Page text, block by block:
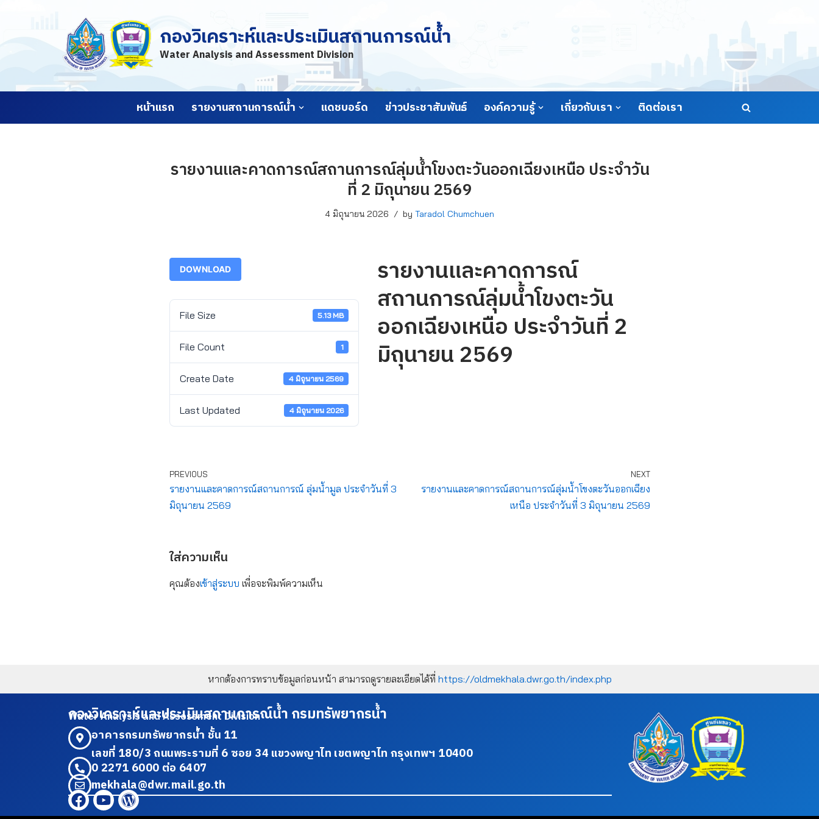
กองวิเคราะห์และประเมินสถานการณ์น้ำ
Water Analysis and Assessment Division
หน้าแรก รายงานสถานการณ์น้ำ แดชบอร์ด ข่าวประชาสัมพันธ์ องค์ความรู้ เกี่ยวกับเรา ติดต่อเรา
รายงานและคาดการณ์สถานการณ์ลุ่มน้ำโขงตะวันออกเฉียงเหนือ ประจำวัน
ที่ 2 มิถุนายน 2569
4 มิถุนายน 2026 by Taradol Chumchuen
DOWNLOAD
File Size 5.13 MB
File Count 1
Create Date 4 มิถุนายน 2569
Last Updated 4 มิถุนายน 2026
รายงานและคาดการณ์
สถานการณ์ลุ่มน้ำโขงตะวัน
ออกเฉียงเหนือ ประจำวันที่ 2
มิถุนายน 2569
PREVIOUS
รายงานและคาดการณ์สถานการณ์ ลุ่มน้ำมูล ประจำวันที่ 3
มิถุนายน 2569
NEXT
รายงานและคาดการณ์สถานการณ์ลุ่มน้ำโขงตะวันออกเฉียง
เหนือ ประจำวันที่ 3 มิถุนายน 2569
ใส่ความเห็น
คุณต้องเข้าสู่ระบบ เพื่อจะพิมพ์ความเห็น
หากต้องการทราบข้อมูลก่อนหน้า สามารถดูรายละเอียดได้ที่ https://oldmekhala.dwr.go.th/index.php
กองวิเคราะห์และประเมินสถานการณ์น้ำ กรมทรัพยากรน้ำ
Water Analysis and Assessment Division
อาคารกรมทรัพยากรน้ำ ชั้น 11
เลขที่ 180/3 ถนนพระรามที่ 6 ซอย 34 แขวงพญาไท เขตพญาไท กรุงเทพฯ 10400
0 2271 6000 ต่อ 6407
mekhala@dwr.mail.go.th